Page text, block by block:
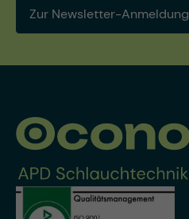
Zur Newsletter-Anmeldung